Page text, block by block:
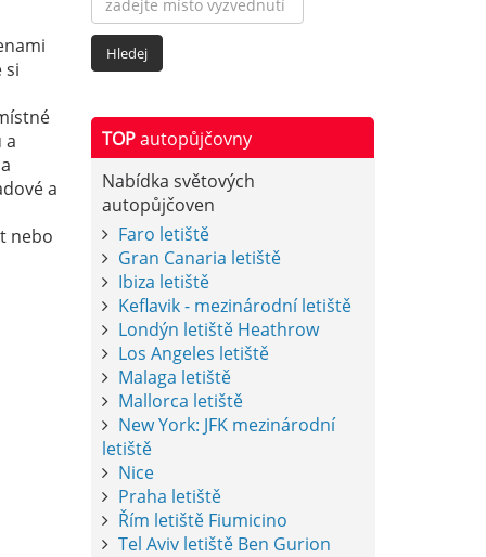
si
a
a
nebo
TOPautopůjčovny
Nabídka světových
autopůjčoven
Faro letiště
Gran Canaria letiště
Ibiza letiště
Keflavik - mezinárodní letiště
Londýn letiště Heathrow
Los Angeles letiště
Malaga letiště
Mallorca letiště
New York: JFK mezinárodní
letiště
Nice
Praha letiště
Řím letiště Fiumicino
Tel Aviv letiště Ben Gurion